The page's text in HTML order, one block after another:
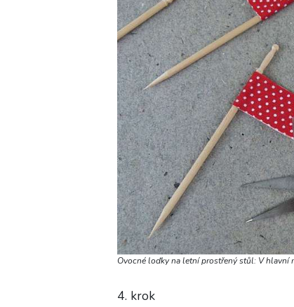
Ovocné loďky na letní prostřený stůl: V hlavní
4. krok